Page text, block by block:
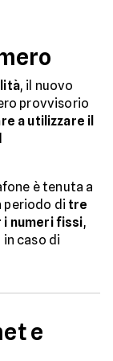
, il nuovo
provvisorio
a utilizzare il
è tenuta a
periodo di tre
i numeri fissi,
caso di
e